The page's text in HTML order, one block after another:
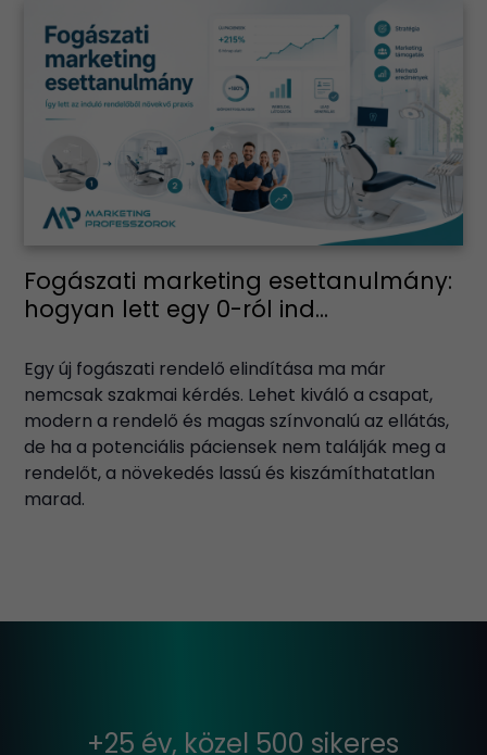
Fogászati marketing esettanulmány:
hogyan lett egy 0-ról ind...
Egy új fogászati rendelő elindítása ma már
nemcsak szakmai kérdés. Lehet kiváló a csapat,
modern a rendelő és magas színvonalú az ellátás,
de ha a potenciális páciensek nem találják meg a
rendelőt, a növekedés lassú és kiszámíthatatlan
marad.
+25 év, közel 500 sikeres